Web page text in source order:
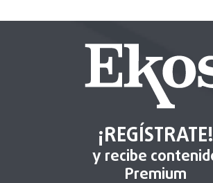
¡REGÍSTRATE!
y recibe
Premium